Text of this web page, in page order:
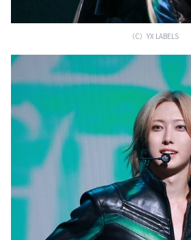
（C）YX LABELS